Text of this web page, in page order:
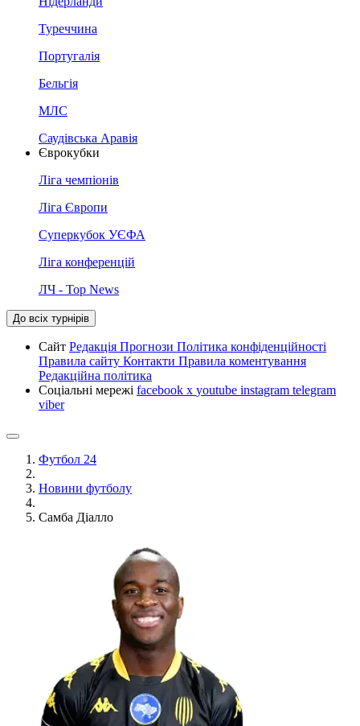
Туреччина
Португалія
Бельгія
МЛС
Саудівська Аравія
Єврокубки
Ліга чемпіонів
Ліга Європи
Суперкубок УЄФА
Ліга конференцій
ЛЧ - Top News
До всіх турнірів
Сайт Редакція Прогнози Політика конфіденційності
Правила сайту Контакти Правила коментування
Редакційна політика
Соціальні мережі facebook x youtube instagram telegram
viber
Футбол 24
Новини футболу
Самба Діалло